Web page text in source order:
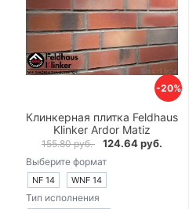
-20%
Клинкерная плитка Feldhaus
Klinker Ardor Matiz
155.80 руб. 124.64 руб.
Выберите формат
NF 14 WNF 14
Тип исполнения